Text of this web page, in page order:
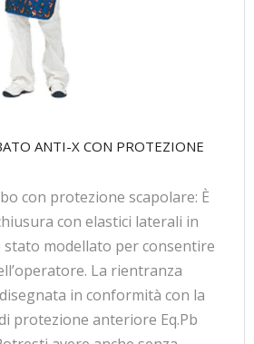
ANTI-X CON PROTEZIONE
con protezione scapolare: È
con elastici laterali in
stato modellato per consentire
La rientranza
in conformità con la
protezione anteriore Eq.Pb